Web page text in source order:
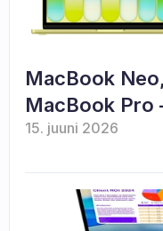
MacBook
MacBook Pro
15. juuni 2026